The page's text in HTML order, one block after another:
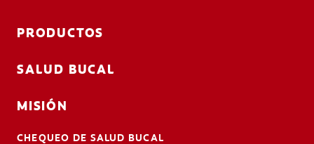
PRODUCTOS
SALUD BUCAL
MISIÓN
CHEQUEO DE SALUD BUCAL